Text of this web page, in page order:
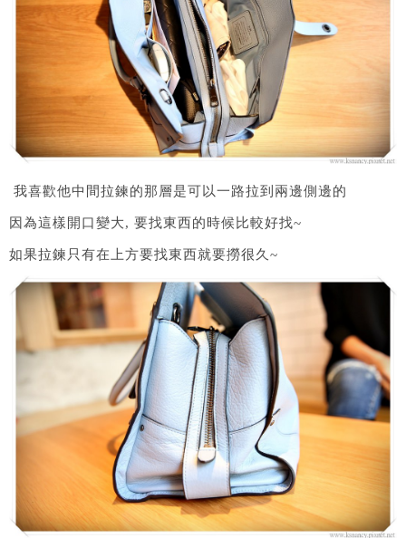
我喜歡他中間拉鍊的那層是可以一路拉到兩邊側邊的
因為這樣開口變大, 要找東西的時候比較好找~
如果拉鍊只有在上方要找東西就要撈很久~